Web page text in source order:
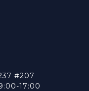
#207
17:00